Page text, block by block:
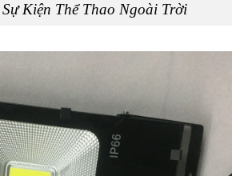
Kiện Thể Thao Ngoài Trời